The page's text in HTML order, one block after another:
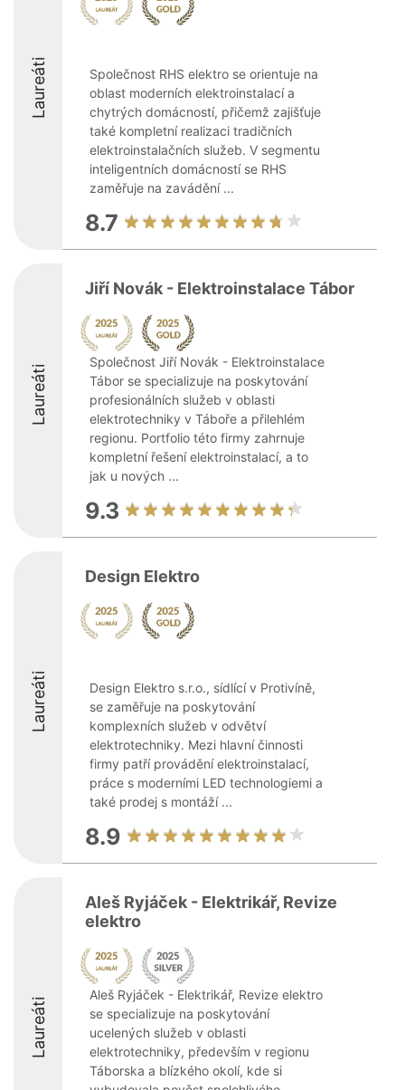
Laureáti
Společnost RHS elektro se orientuje na
oblast moderních elektroinstalací a
chytrých domácností, přičemž zajišťuje
také kompletní realizaci tradičních
elektroinstalačních služeb. V segmentu
inteligentních domácností se RHS
zaměřuje na zavádění ...
8.7
Laureáti
Jiří Novák - Elektroinstalace Tábor
Společnost Jiří Novák - Elektroinstalace
Tábor se specializuje na poskytování
profesionálních služeb v oblasti
elektrotechniky v Táboře a přilehlém
regionu. Portfolio této firmy zahrnuje
kompletní řešení elektroinstalací, a to
jak u nových ...
9.3
Laureáti
Design Elektro
Design Elektro s.r.o., sídlící v Protivíně,
se zaměřuje na poskytování
komplexních služeb v odvětví
elektrotechniky. Mezi hlavní činnosti
firmy patří provádění elektroinstalací,
práce s moderními LED technologiemi a
také prodej s montáží ...
8.9
Laureáti
Aleš Ryjáček - Elektrikář, Revize
elektro
Aleš Ryjáček - Elektrikář, Revize elektro
se specializuje na poskytování
ucelených služeb v oblasti
elektrotechniky, především v regionu
Táborska a blízkého okolí, kde si